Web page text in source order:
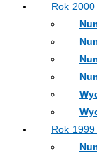
Rok 2000
Rok 1999